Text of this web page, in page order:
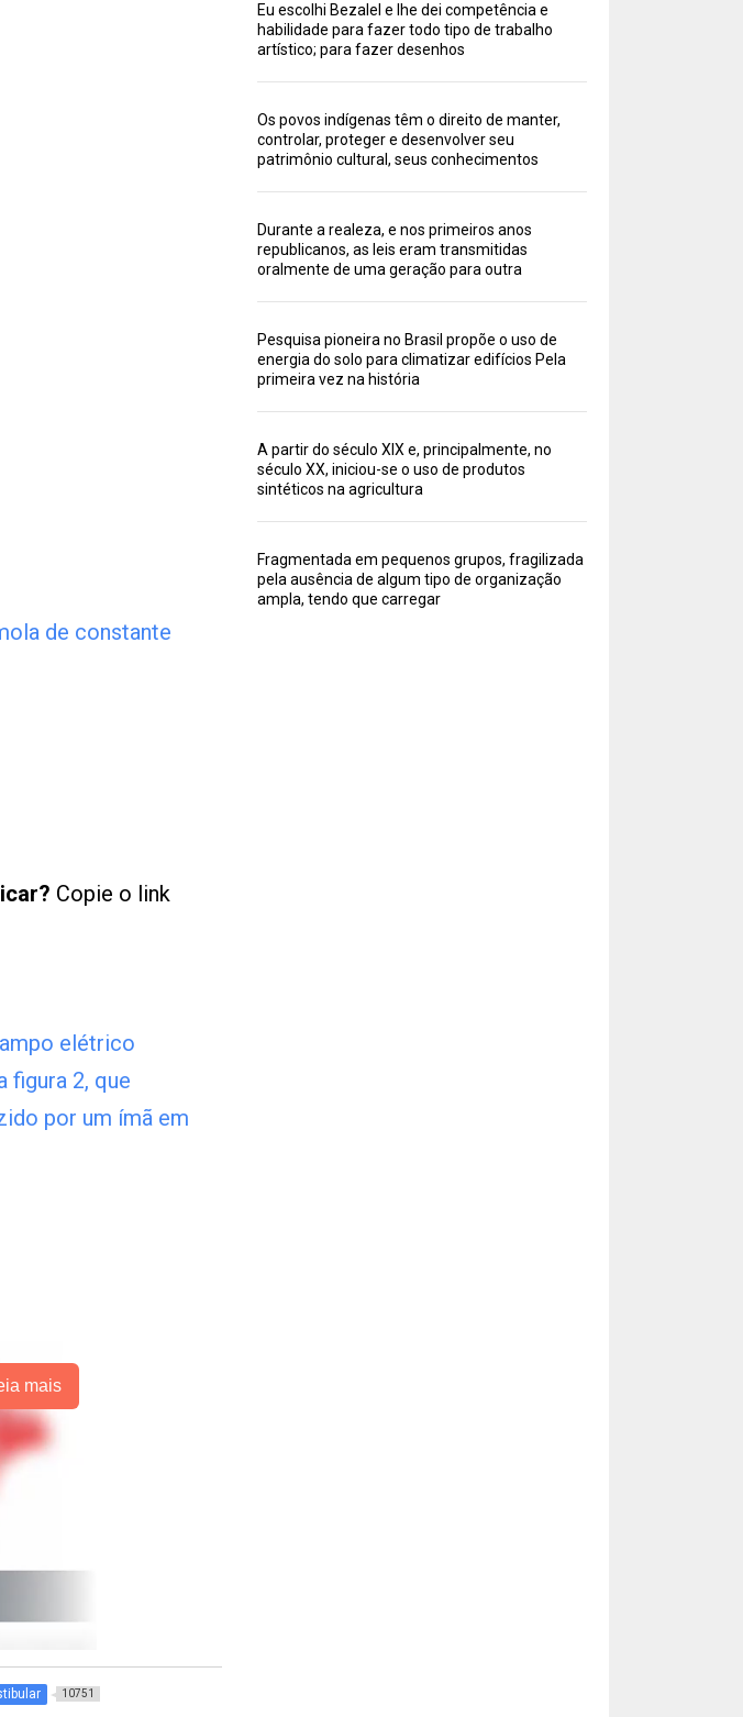
de constante
Copie o link
elétrico
figura 2, que
por um ímã em
mais
10751
Eu escolhi Bezalel e lhe dei competência e
habilidade para fazer todo tipo de trabalho
artístico; para fazer desenhos
Os povos indígenas têm o direito de manter,
controlar, proteger e desenvolver seu
patrimônio cultural, seus conhecimentos
Durante a realeza, e nos primeiros anos
republicanos, as leis eram transmitidas
oralmente de uma geração para outra
Pesquisa pioneira no Brasil propõe o uso de
energia do solo para climatizar edifícios Pela
primeira vez na história
A partir do século XIX e, principalmente, no
século XX, iniciou-se o uso de produtos
sintéticos na agricultura
Fragmentada em pequenos grupos, fragilizada
pela ausência de algum tipo de organização
ampla, tendo que carregar